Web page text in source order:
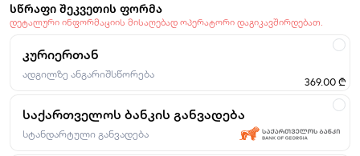
სწრაფი შეკვეთის ფორმა
დეტალური ინფორმაციის მისაღებად ოპერატორი დაგიკავშირდებათ.
კურიერთან
ადგილზე ანგარიშსწორება
369.00 ₾
საქართველოს ბანკის განვადება
სტანდარტული განვადება